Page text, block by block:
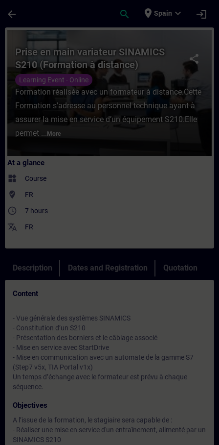
arrow_back search place Spain expand_more login
Course - Prise en main variateur
share
Prise en main variateur SINAMICS
S210 (Formation à distance)
Learning Event - Online
Formation réalisée avec un formateur à distance.Cette
Formation s'adresse au personnel technique ayant à
assurer la mise en service d’un équipement S210.Elle
permet ... More
At a glance
widgets Course
where_to_vote FR
access_time 7 hours
translate FR
Description Dates and Registration Quotation
Content
- Vue générale des systèmes SINAMICS
- Constitution d’un S210
- Présentation des borniers et le câblage associé
- Mise en service avec StartDrive
- Mise en communication avec un automate de la gamme S7
(Step7 v5x, TIA Portal v1x)
Un temps d’échange avec le formateur est prévu à chaque
séquence.
Objectives
A l’issue de la formation, le stagiaire sera capable de :
- Réaliser une mise en service d'un entraînement, alimenté par un
SINAMICS S210